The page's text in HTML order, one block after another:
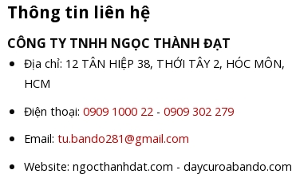
Thông tin liên hệ
CÔNG TY TNHH NGỌC THÀNH ĐẠT
Địa chỉ: 12 TÂN HIỆP 38, THỚI TÂY 2, HÓC MÔN,
HCM
Điện thoại:0909 1000 22 -0909 302 279
Email:tu.bando281@gmail.com
Website: ngocthanhdat.com - daycuroabando.com